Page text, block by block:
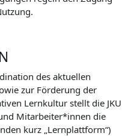
des aktuellen
zur Förderung der
Lernkultur stellt die JKU
Mitarbeiter*innen die
kurz „Lernplattform“)